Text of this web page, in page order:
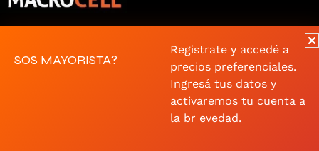
SOS MAYORISTA?
Registrate y accedé a
precios preferenciales.
Ingresá tus datos y
activaremos tu cuenta a
la br evedad.
Macrocell Mayorista